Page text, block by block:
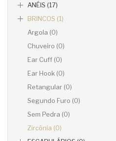
ANÉIS (17)
BRINCOS (1)
Argola (0)
Chuveiro (0)
Ear Cuff (0)
Ear Hook (0)
Retangular (0)
Segundo Furo (0)
Sem Pedra (0)
Zircônia (0)